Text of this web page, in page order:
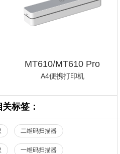
MT610/MT610 Pro
A4便携打印机
关标签：
二维码扫描器
一维码扫描器